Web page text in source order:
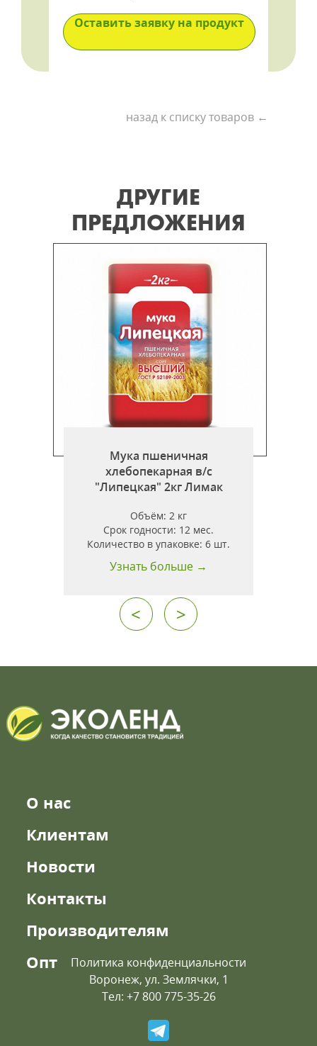
Оставить заявку на продукт
назад к списку товаров ←
ДРУГИЕ
ПРЕДЛОЖЕНИЯ
Мука пшеничная
хлебопекарная в/с
"Липецкая" 2кг Лимак
Объём:2 кг
Срок годности: 12 мес.
Количество в упаковке:6 шт.
Узнать больше →
< >
О нас
Клиентам
Новости
Контакты
Производителям
Опт
Политика конфиденциальности
Воронеж, ул. Землячки, 1
Тел: +7 800 775-35-26